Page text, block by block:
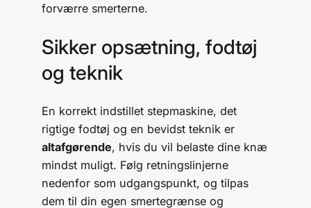
forværre smerterne.
Sikker opsætning, fodtøj
og teknik
En korrekt indstillet stepmaskine, det
rigtige fodtøj og en bevidst teknik er
altafgørende, hvis du vil belaste dine knæ
mindst muligt. Følg retningslinjerne
nedenfor som udgangspunkt, og tilpas
dem til din egen smertegrænse og